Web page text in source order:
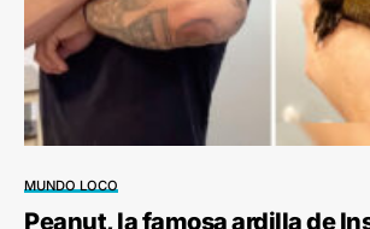
MUNDO LOCO
Peanut, la famosa ardilla de